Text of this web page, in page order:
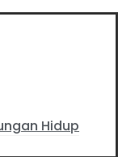
Hidup